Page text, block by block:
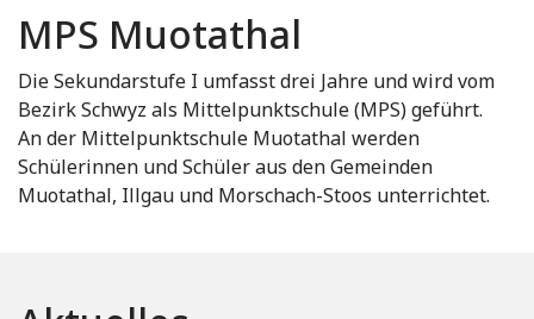
MPS Muotathal
Die Sekundarstufe I umfasst drei Jahre und wird vom
Bezirk Schwyz als Mittelpunktschule (MPS) geführt.
An der Mittelpunktschule Muotathal werden
Schülerinnen und Schüler aus den Gemeinden
Muotathal, Illgau und Morschach-Stoos unterrichtet.